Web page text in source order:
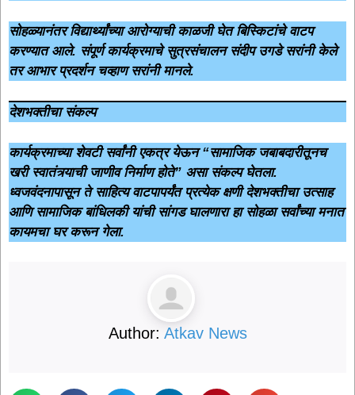
सोहळ्यानंतर विद्यार्थ्यांच्या आरोग्याची काळजी घेत बिस्किटांचे वाटप
करण्यात आले. संपूर्ण कार्यक्रमाचे सुत्रसंचालन संदीप उगडे सरांनी केले
तर आभार प्रदर्शन चव्हाण सरांनी मानले.
देशभक्तीचा संकल्प
कार्यक्रमाच्या शेवटी सर्वांनी एकत्र येऊन “सामाजिक जबाबदारीतूनच
खरी स्वातंत्र्याची जाणीव निर्माण होते” असा संकल्प घेतला.
ध्वजवंदनापासून ते साहित्य वाटपापर्यंत प्रत्येक क्षणी देशभक्तीचा उत्साह
आणि सामाजिक बांधिलकी यांची सांगड घालणारा हा सोहळा सर्वांच्या मनात
कायमचा घर करून गेला.
Author: Atkav News